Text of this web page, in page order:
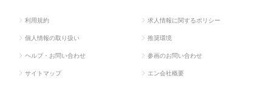
利用規約 求人情報に関するポリシー
個人情報の取り扱い 推奨環境
ヘルプ・お問い合わせ 参画のお問い合わせ
サイトマップ エン会社概要